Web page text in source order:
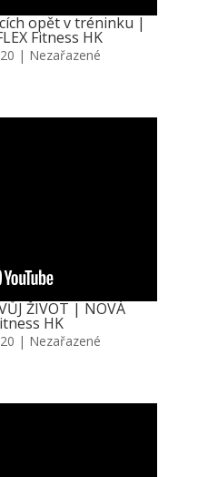
opět v tréninku |
Fitness HK
| Nezařazené
ŽIVOT | NOVÁ
HK
| Nezařazené